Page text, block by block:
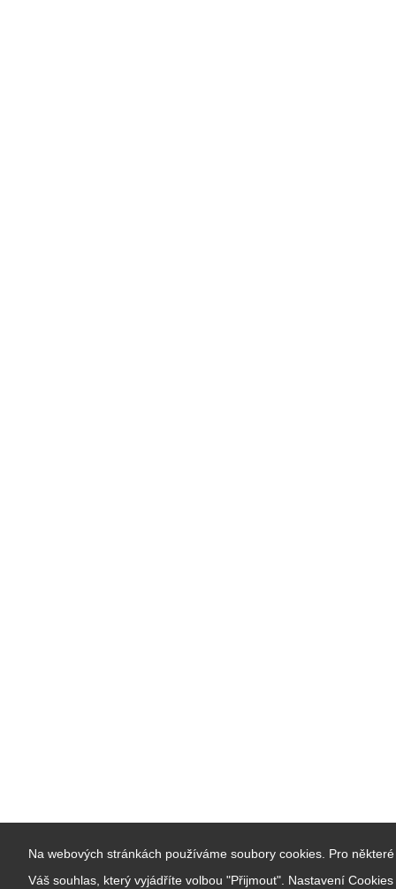
Na webových stránkách používáme soubory cookies. Pro
Váš souhlas, který vyjádříte volbou "Přijmout". Nastavení